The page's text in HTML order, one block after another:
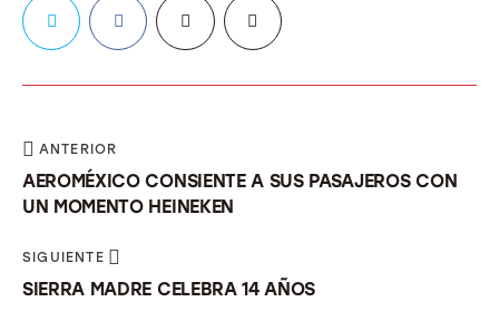
ANTERIOR
AEROMÉXICO CONSIENTE A SUS PASAJEROS CON
UN MOMENTO HEINEKEN
SIGUIENTE
SIERRA MADRE CELEBRA 14 AÑOS